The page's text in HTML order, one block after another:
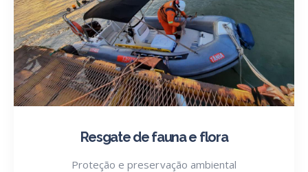
Resgate de fauna e flora
Proteção e preservação ambiental